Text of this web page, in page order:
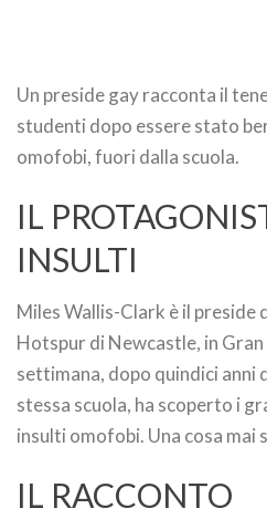
Un preside gay racconta il
studenti dopo essere stato
omofobi, fuori dalla scuola.
IL
INSULTI
Miles Wallis-Clark è il preside
Hotspur di Newcastle, in
settimana, dopo quindici anni
stessa scuola, ha scoperto i
insulti omofobi. Una cosa mai
IL RACCONTO